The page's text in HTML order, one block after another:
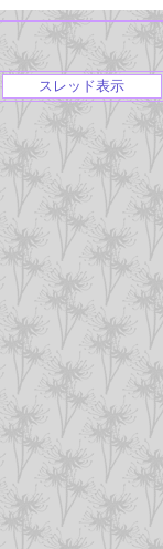
スレッド表示